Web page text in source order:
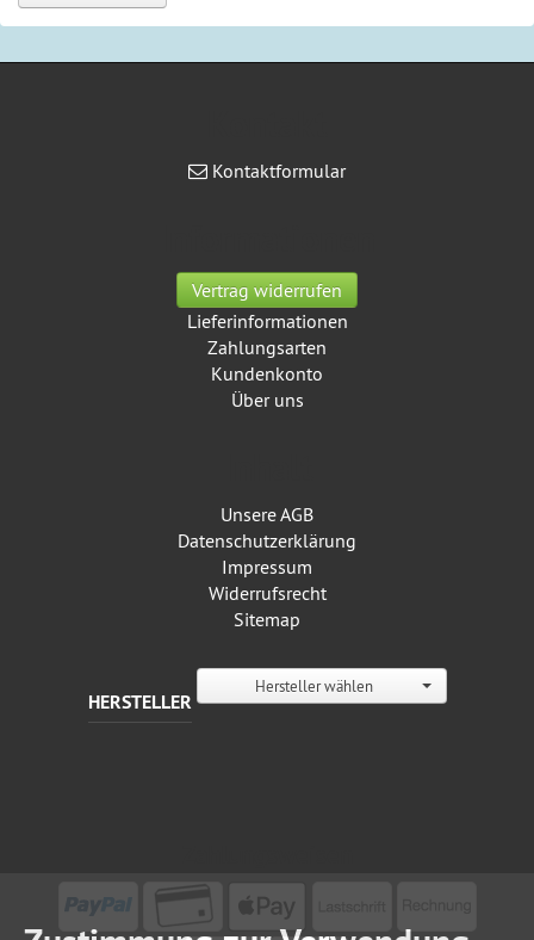
Kontaktformular
Vertrag widerrufen
Lieferinformationen
Zahlungsarten
Kundenkonto
Über uns
Unsere AGB
Datenschutz­erklärung
Impressum
Widerrufsrecht
Sitemap
HERSTELLER
Hersteller wählen